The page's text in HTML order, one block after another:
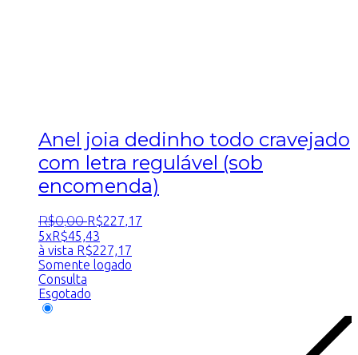
Anel joia dedinho todo cravejado
com letra regulável (sob
encomenda)
R$0,00 R$227,17
5xR$45,43
à vista R$227,17
Somente logado
Consulta
Esgotado